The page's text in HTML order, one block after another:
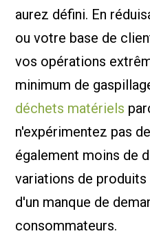
aurez défini. En
ou votre base de
vos opérations
minimum de
déchets matériels
n'expérimentez pas
également moins de
variations de
d'un manque de
consommateurs.